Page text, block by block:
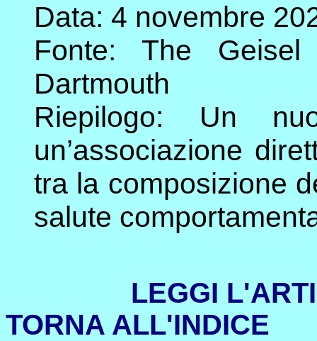
Data: 4 novembre
Fonte: The
Dartmouth
Riepilogo: Un
un’associazione
tra la composizione
salute
LEGGI
TORNA ALL'INDICE